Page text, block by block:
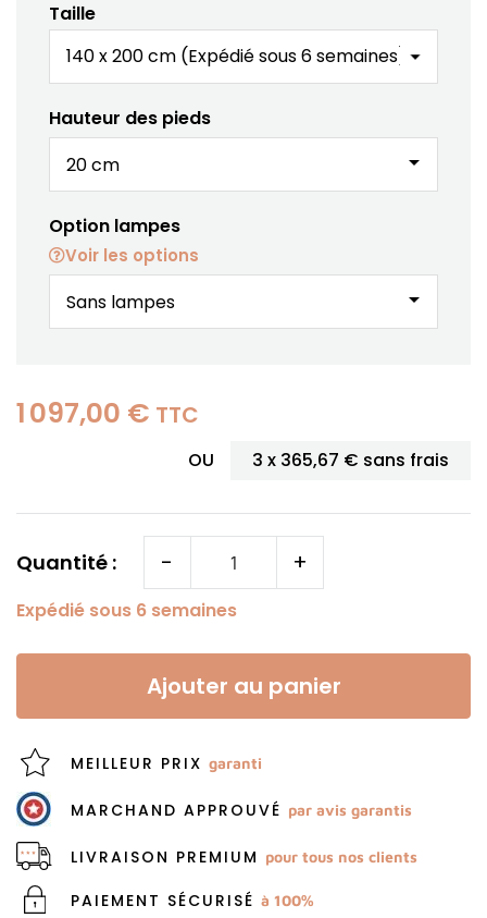
Taille
Hauteur des pieds
arrow_drop_down
Option lampes
Voir les options
arrow_drop_down
1 097,00 € TTC
OU 3 x 365,67 € sans frais
Quantité : - +
Expédié sous 6 semaines
Ajouter au panier
MEILLEUR PRIX garanti
MARCHAND APPROUVÉ par avis garantis
LIVRAISON PREMIUM pour tous nos clients
PAIEMENT SÉCURISÉ à 100%